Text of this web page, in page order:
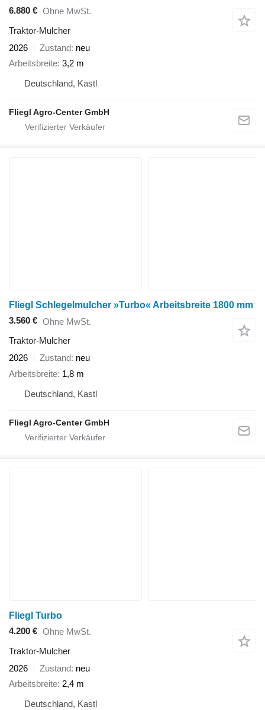
6.880 € Ohne MwSt.
Traktor-Mulcher
2026
Zustand neu
Arbeitsbreite 3,2 m
Deutschland, Kastl
Fliegl Agro-Center GmbH
Fliegl Schlegelmulcher »Turbo« Arbeitsbreite 1800 mm
3.560 € Ohne MwSt.
Traktor-Mulcher
2026
Zustand neu
Arbeitsbreite 1,8 m
Deutschland, Kastl
Fliegl Agro-Center GmbH
Fliegl Turbo
4.200 € Ohne MwSt.
Traktor-Mulcher
2026
Zustand neu
Arbeitsbreite 2,4 m
Deutschland, Kastl